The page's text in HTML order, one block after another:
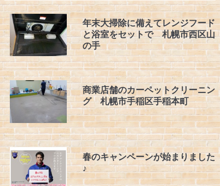
年末大掃除に備えてレンジフード
と浴室をセットで 札幌市西区山
の手
商業店舗のカーペットクリーニン
グ 札幌市手稲区手稲本町
春のキャンペーンが始まりました
♪